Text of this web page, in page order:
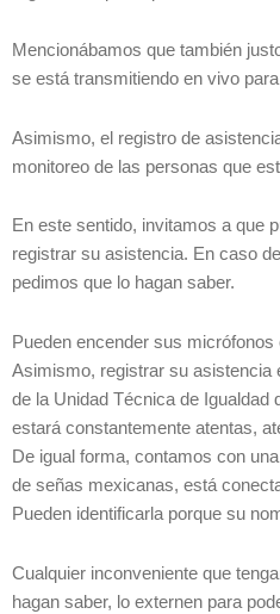
Mencionábamos que también
se está transmitiendo en vivo
Asimismo, el registro de
monitoreo de las personas que
En este sentido, invitamos a que
registrar su asistencia. En caso
pedimos que lo hagan saber.
Pueden encender sus
Asimismo, registrar su asistencia
de la Unidad Técnica de
estará constantemente atentas,
De igual forma, contamos con
de señas mexicanas, está
Pueden identificarla porque su
Cualquier inconveniente que
hagan saber, lo externen para